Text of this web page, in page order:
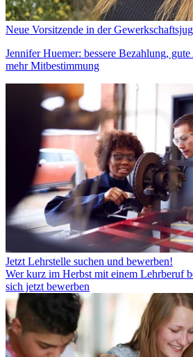
Neue Vorsitzende in der
Jennifer Huemer: bessere Bezahlung,
mehr Mitbestimmung
Jetzt Lehrstelle suchen und bewerben!
Wer kurz im Herbst mit einem Lehrberuf
sich jetzt bewerben